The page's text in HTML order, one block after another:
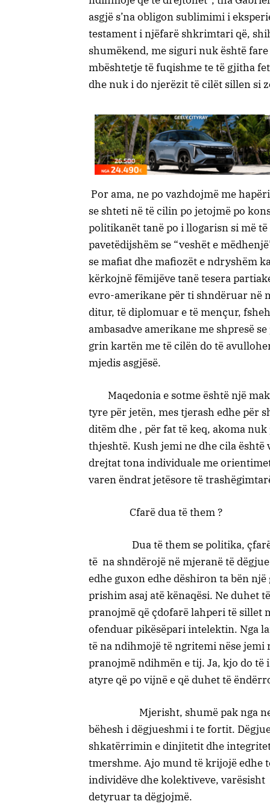
asgjë s’na obligon sublimimi i
testament i njëfarë shkrimtari që,
shumëkend, me siguri nuk është
mbështetje të fuqishme te të gjitha
dhe nuk i do njerëzit të cilët
Por ama, ne po vazhdojmë me
se shteti në të cilin po jetojmë po
politikanët tanë po i llogarisn si më
pavetëdijshëm se “veshët e
se mafiat dhe mafiozët e ndryshëm
kërkojnë fëmijëve tanë tesera
evro-amerikane për ti shndëruar në
ditur, të diplomuar e të mençur,
ambasadve amerikane me shpresë
grin kartën me të cilën do të
mjedis asgjësë.
Maqedonia e sotme është një
tyre për jetën, mes tjerash edhe për
ditëm dhe , për fat të keq, akoma
thjeshtë. Kush jemi ne dhe cila
drejtat tona individuale me
varen ëndrat jetësore të
Cfarë dua të them ?
Dua të them se politika, çfarëdo
të na shndërojë në mjeranë të
edhe guxon edhe dëshiron ta bën
prishim asaj atë kënaqësi. Ne duhet
pranojmë që çdofarë lahperi të sillet
ofenduar pikësëpari intelektin. Nga
të na ndihmojë të ngritemi nëse jemi
pranojmë ndihmën e tij. Ja, kjo do të
atyre që po vijnë e që duhet të
Mjerisht, shumë pak nga ne
bëhesh i dëgjueshmi i te fortit.
shkatërrimin e dinjitetit dhe
tmershme. Ajo mund të krijojë edhe
individëve dhe kolektiveve,
detyruar ta